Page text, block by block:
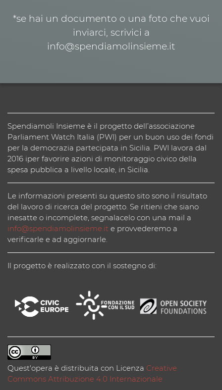
*se hai un documento o una foto che vuoi
inviarci, scrivici a
info@spendiamolinsieme.it
Spendiamoli Insieme è il progetto dell’associazione
Parliament Watch Italia (PWI) per un buon uso dei fondi
per la democrazia partecipata in Sicilia. PWI lavora dal
2016 iper favorire azioni di monitoraggio civico della
spesa pubblica a livello locale, in Sicilia.
Le informazioni presenti su questo sito sono il risultato
del lavoro di ricerca del progetto. Se ritieni che siano
inesatte o incomplete, segnalacelo con una mail a
info@spendiamolinsieme.it e provvederemo a
verificarle e ad aggiornarle.
Il progetto è realizzato con il sostegno di:
Quest'opera è distribuita con Licenza Creative
Commons Attribuzione 4.0 Internazionale